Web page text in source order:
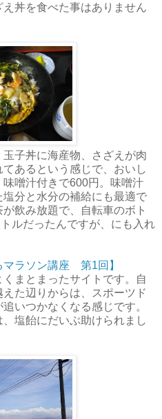
丼を食べた事はありません
子丼に海産物、さざえが肉
あるという感じで、おいし
噌汁付きで600円。味噌汁
分と水分の補給にも最適で
飲み放題で、自転車のボト
ルだったんですが、にも入れ
マラソン講座 第1回】
まとまったサイトです。自
た辺りからは、スポーツド
いつかなくなる感じです。
塩飴にだいぶ助けられまし